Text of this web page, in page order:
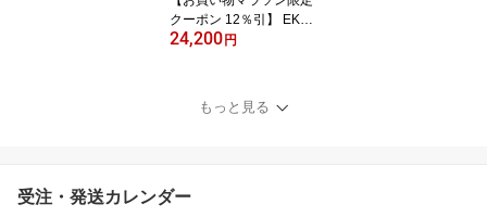
クーポン 12％引】 EKO
ゴミ箱 30L 30リットル E
縦型 縦 ワイド ふた付き
エコフライ ステップビン
24,200円
もっと見る
受注・発送カレンダー